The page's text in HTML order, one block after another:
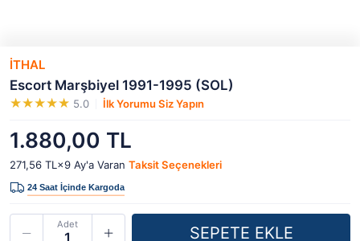
İTHAL
Escort Marşbiyel 1991-1995 (SOL)
5.0 İlk Yorumu Siz Yapın
1.880,00 TL
271,56 TL×9 Ay'a Varan Taksit Seçenekleri
Adet